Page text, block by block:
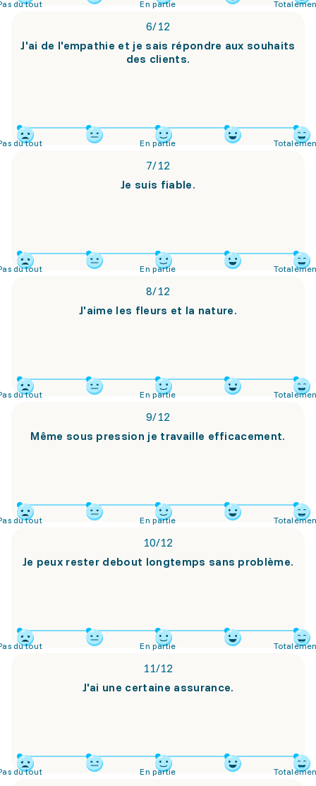
du tout En partie
6/12
J'ai de l'empathie et je sais répondre aux souhaits
des clients.
du tout En partie
7/12
Je suis fiable.
du tout En partie
8/12
J'aime les fleurs et la nature.
du tout En partie
9/12
Même sous pression je travaille efficacement.
du tout En partie
10/12
Je peux rester debout longtemps sans problème.
du tout En partie
11/12
J'ai une certaine assurance.
du tout En partie